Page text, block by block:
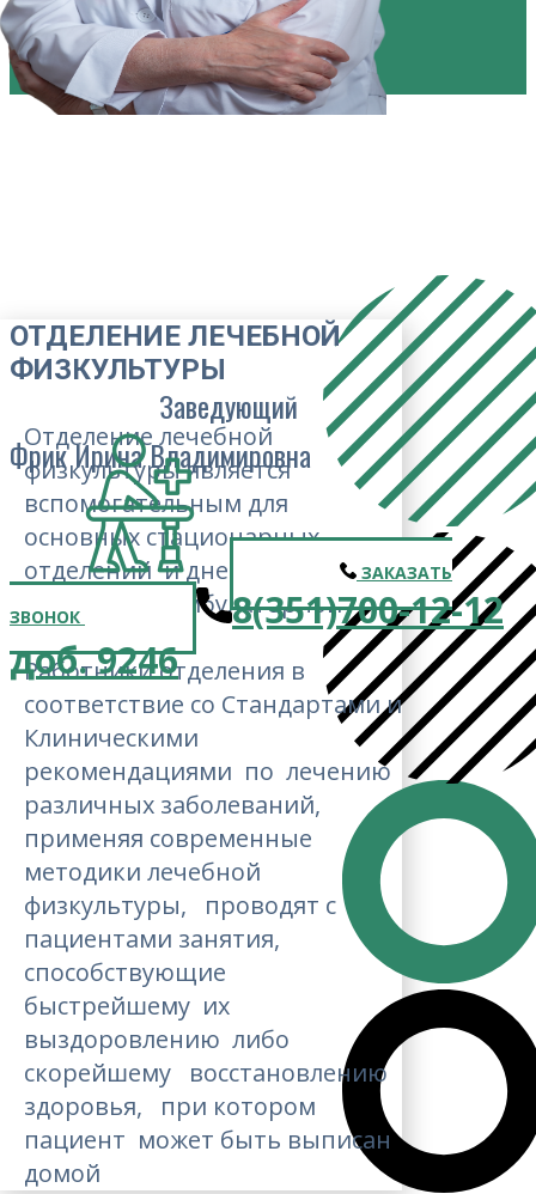
ОТДЕЛЕНИЕ ЛЕЧЕБНОЙ
ФИЗКУЛЬТУРЫ
Отделение лечебной
физкультуры является
вспомогательным для
основных стационарных
отделений и дневного
стационара амбулаторной
службы.
Работники отделения в
соответствие со Стандартами и
Клиническими
рекомендациями по лечению
различных заболеваний,
применяя современные
методики лечебной
физкультуры, проводят с
пациентами занятия,
способствующие
быстрейшему их
выздоровлению либо
скорейшему восстановлению
здоровья, при котором
пациент может быть выписан
домой
Фрик Ирина Владимировна
Заведующий
ЗАКАЗАТЬ
ЗВОНОК
8(351)700-12-12
доб. 9246